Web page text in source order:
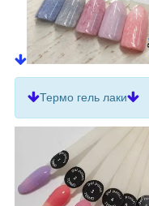
Термо гель лаки